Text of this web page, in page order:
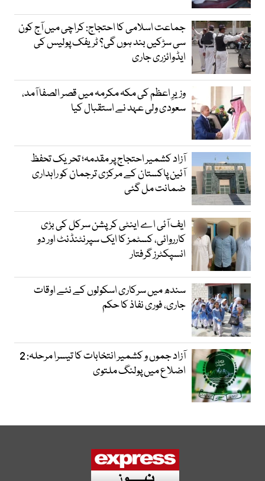
جماعت اسلامی کا احتجاج: کراچی میں آج کون
سی سڑکیں بند ہوں گی؟ ٹریفک پولیس کی
ایڈوائزری جاری
وزیرِ اعظم کی مکہ مکرمہ میں قصر الصفا آمد،
سعودی ولی عہد نے استقبال کیا
آزاد کشمیر احتجاج پر مقدمہ؛ تحریک تحفظ
آئین پاکستان کے مرکزی ترجمان کو راہداری
ضمانت مل گئی
ایف آئی اے اینٹی کرپشن سرکل کی بڑی
کارروائی، کسٹمز کا ایک سپرنٹنڈنٹ اور دو
انسپکٹرز گرفتار
سندھ میں سرکاری اسکولوں کے نئے اوقات
جاری، فوری نفاذ کا حکم
آزاد جموں و کشمیر انتخابات کا تیسرا مرحلہ: 2
اضلاع میں پولنگ ملتوی